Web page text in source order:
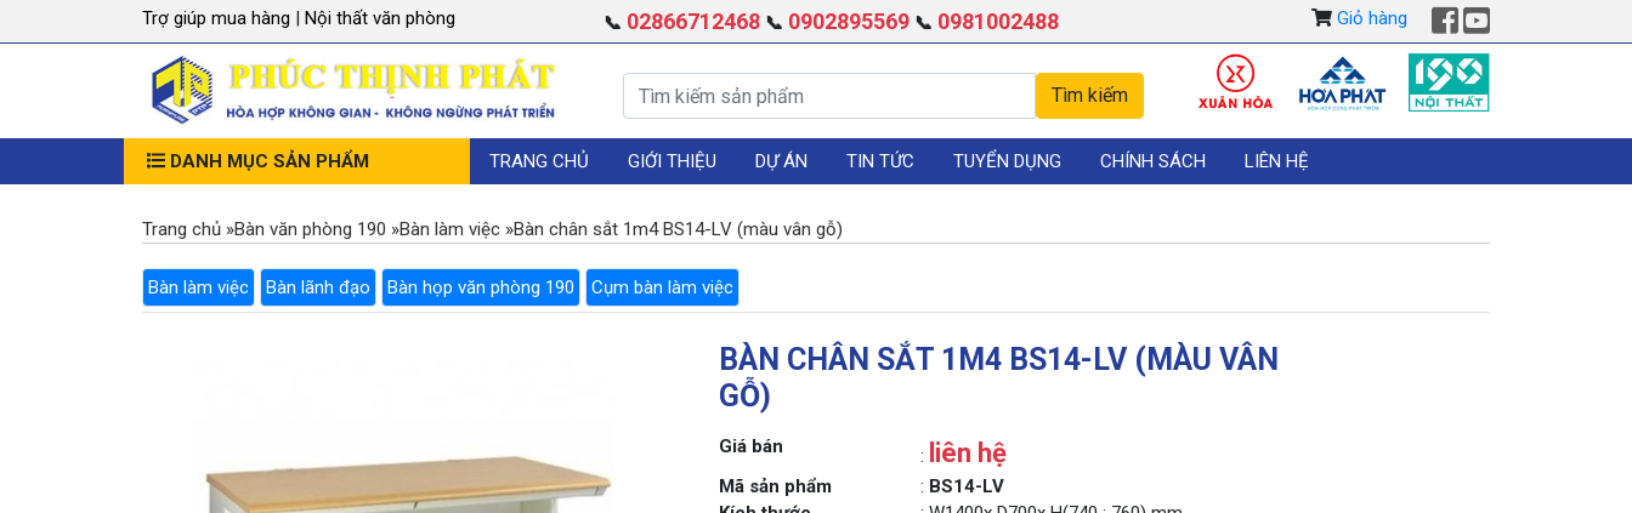
Trợ giúp mua hàng | Nội thất văn phòng 📞 02866712468 📞 0902895569 📞 0981002488 Giỏ hàng
DANH MỤC SẢN PHẨM TRANG CHỦ GIỚI THIỆU DỰ ÁN TIN TỨC TUYỂN DỤNG CHÍNH SÁCH LIÊN HỆ
Trang chủ »Bàn văn phòng 190 »Bàn làm việc »Bàn chân sắt 1m4 BS14-LV (màu vân gỗ)
Bàn làm việc Bàn lãnh đạo Bàn họp văn phòng 190 Cụm bàn làm việc
BÀN CHÂN SẮT 1M4 BS14-LV (MÀU VÂN
GỖ)
Giá bán : liên hệ
Mã sản phẩm : BS14-LV